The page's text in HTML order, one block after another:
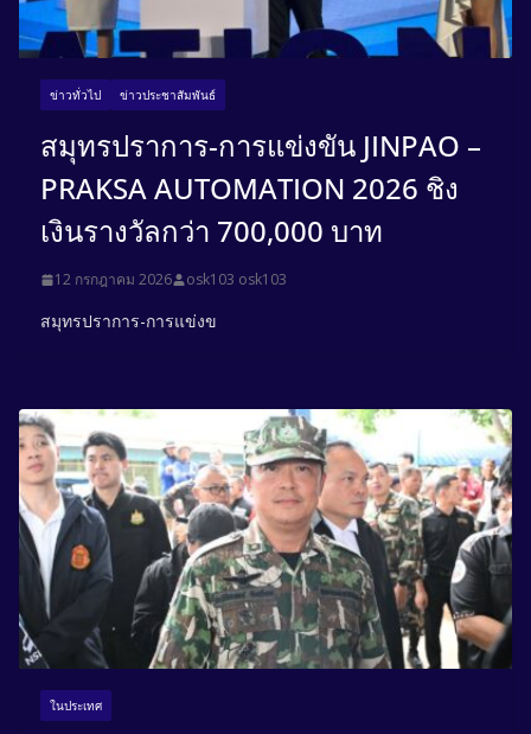
ข่าวทั่วไป ข่าวประชาสัมพันธ์
สมุทรปราการ-การแข่งขัน JINPAO –
PRAKSA AUTOMATION 2026 ชิง
เงินรางวัลกว่า 700,000 บาท
12 กรกฎาคม 2026 osk103 osk103
สมุทรปราการ-การแข่งข
ในประเทศ